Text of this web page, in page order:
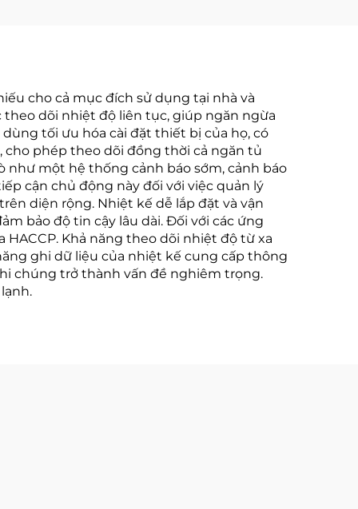
cho cả mục đích sử dụng tại nhà và
dõi nhiệt độ liên tục, giúp ngăn ngừa
tối ưu hóa cài đặt thiết bị của họ, có
phép theo dõi đồng thời cả ngăn tủ
như một hệ thống cảnh báo sớm, cảnh báo
cận chủ động này đối với việc quản lý
diện rộng. Nhiệt kế dễ lắp đặt và vận
bảo độ tin cậy lâu dài. Đối với các ứng
Khả năng theo dõi nhiệt độ từ xa
ghi dữ liệu của nhiệt kế cung cấp thông
chúng trở thành vấn đề nghiêm trọng.